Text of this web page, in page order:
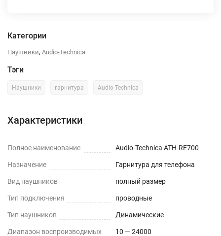
Категории
Наушники, Audio-Technica
Тэги
Наушники гарнитура Audio-Technica
Характеристики
Полное наименование Audio-Technica ATH-RE700
Назначение Гарнитура для телефона
Вид наушников полный размер
Тип подключения проводные
Тип наушников Динамические
Диапазон воспроизводимых
10 — 24000